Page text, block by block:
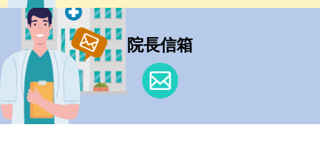
院長信箱